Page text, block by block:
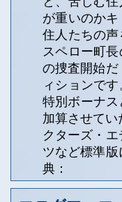
が重いのか
住人たちの
スペロー町
の捜査開始
ィションで
特別ボーナ
加算させて
クターズ・
ツなど標準
典：